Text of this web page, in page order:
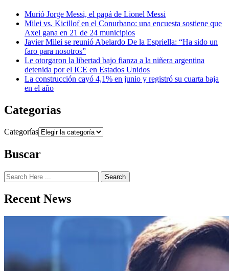
Murió Jorge Messi, el papá de Lionel Messi
Milei vs. Kicillof en el Conurbano: una encuesta sostiene que
Axel gana en 21 de 24 municipios
Javier Milei se reunió Abelardo De la Espriella: “Ha sido un
faro para nosotros”
Le otorgaron la libertad bajo fianza a la niñera argentina
detenida por el ICE en Estados Unidos
La construcción cayó 4,1% en junio y registró su cuarta baja
en el año
Categorías
Categorías
Buscar
Search
Recent News